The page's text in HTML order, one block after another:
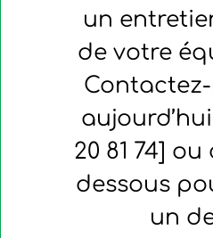
un
de votre
20 81 74]
dessous
un